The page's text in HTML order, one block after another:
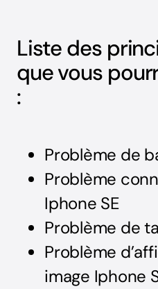
Liste des
que vous
:
Problème de
Problème
Iphone SE
Problème de
Problème
image Iphone